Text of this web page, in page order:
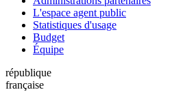
L'espace agent public
Statistiques d'usage
Budget
Équipe
république
française